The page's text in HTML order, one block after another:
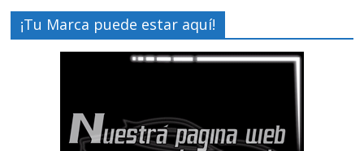
¡Tu Marca puede estar aquí!